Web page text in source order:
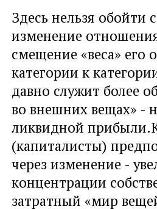
Здесь нельзя обойти
изменение
смещение «веса» его
категории к
давно служит более
во внешних вещах» -
ликвидной
(капиталисты)
через изменение -
концентрации
затратный «мир